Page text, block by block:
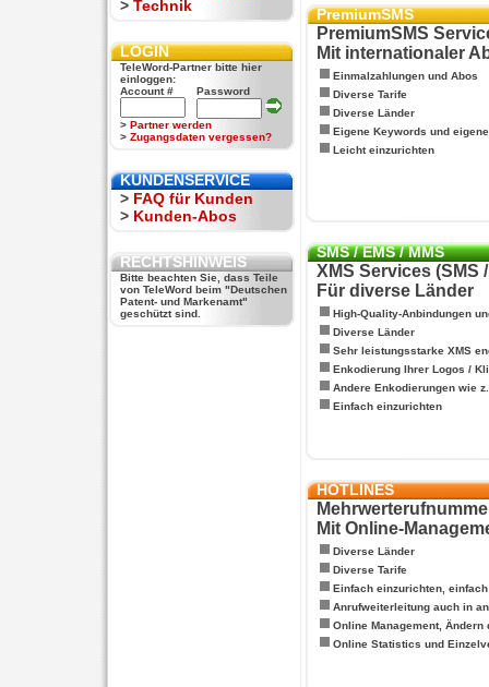
> Technik
LOGIN
TeleWord-Partner bitte hier
einloggen:
Account #
Password
> Partner werden
> Zugangsdaten vergessen?
KUNDENSERVICE
> FAQ für Kunden
> Kunden-Abos
RECHTSHINWEIS
Bitte beachten Sie, dass Teile
von TeleWord beim "Deutschen
Patent- und Markenamt"
geschützt sind.
PremiumSMS
PremiumSMS
Mit internationaler
Einmalzahlungen und Abos
Diverse Tarife
Diverse Länder
Eigene Keywords und
Leicht einzurichten
SMS / EMS / MMS
XMS Services (SMS
Für diverse Länder
High-Quality-Anbindungen
Diverse Länder
Sehr leistungsstarke XMS
Enkodierung Ihrer Logos /
Andere Enkodierungen wie
Einfach einzurichten
HOTLINES
Mit Online-
Diverse Länder
Diverse Tarife
Einfach einzurichten,
Anrufweiterleitung auch in
Online Management, Ändern
Online Statistics und